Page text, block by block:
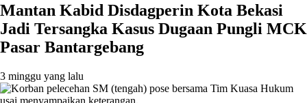
Mantan Kabid Disdagperin Kota Bekasi
Jadi Tersangka Kasus Dugaan Pungli MCK
Pasar Bantargebang
3 minggu yang lalu